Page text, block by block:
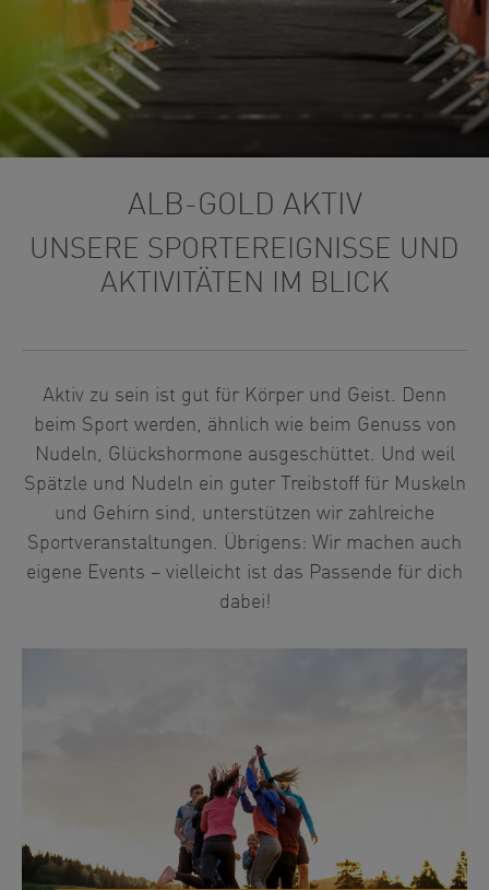
ALB-GOLD AKTIV
UNSERE SPORTEREIGNISSE UND
AKTIVITÄTEN IM BLICK
Aktiv zu sein ist gut für Körper und Geist. Denn
beim Sport werden, ähnlich wie beim Genuss von
Nudeln, Glückshormone ausgeschüttet. Und weil
Spätzle und Nudeln ein guter Treibstoff für Muskeln
und Gehirn sind, unterstützen wir zahlreiche
Sportveranstaltungen. Übrigens: Wir machen auch
eigene Events – vielleicht ist das Passende für dich
dabei!